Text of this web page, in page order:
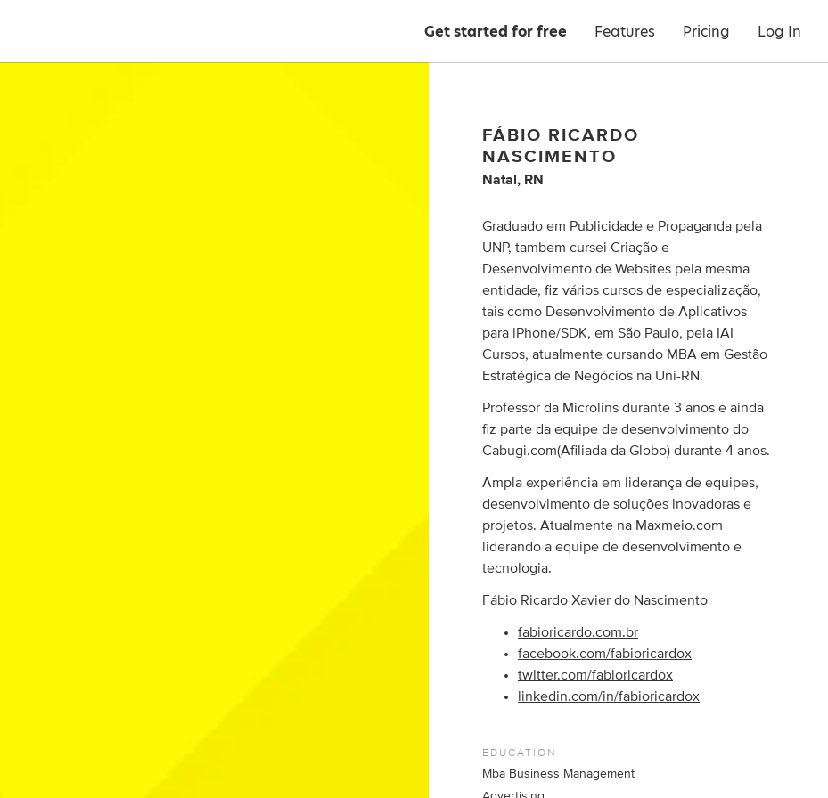
Get started for free Features Pricing Log In
FÁBIO RICARDO
NASCIMENTO
Natal, RN
Graduado em Publicidade e Propaganda pela
UNP, tambem cursei Criação e
Desenvolvimento de Websites pela mesma
entidade, fiz vários cursos de especialização,
tais como Desenvolvimento de Aplicativos
para iPhone/SDK, em São Paulo, pela IAI
Cursos, atualmente cursando MBA em Gestão
Estratégica de Negócios na Uni-RN.
Professor da Microlins durante 3 anos e ainda
fiz parte da equipe de desenvolvimento do
Cabugi.com(Afiliada da Globo) durante 4 anos.
Ampla experiência em liderança de equipes,
desenvolvimento de soluções inovadoras e
projetos. Atualmente na Maxmeio.com
liderando a equipe de desenvolvimento e
tecnologia.
Fábio Ricardo Xavier do Nascimento
fabioricardo.com.br
facebook.com/fabioricardox
twitter.com/fabioricardox
linkedin.com/in/fabioricardox
EDUCATION
Mba Business Management